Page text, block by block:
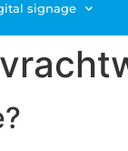
signage